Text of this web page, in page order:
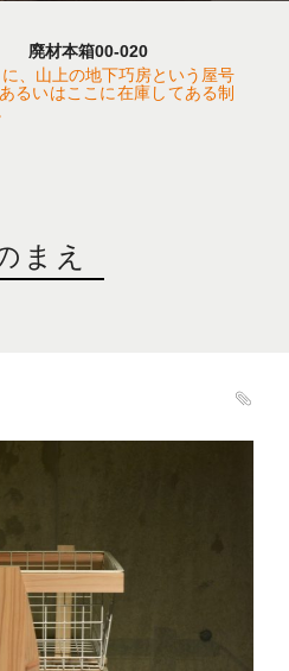
31 ＠900
られていた＠900
230401
230505
廃材本箱00-020
、山上の地下巧房という屋号
るいはここに在庫してある制
まえ